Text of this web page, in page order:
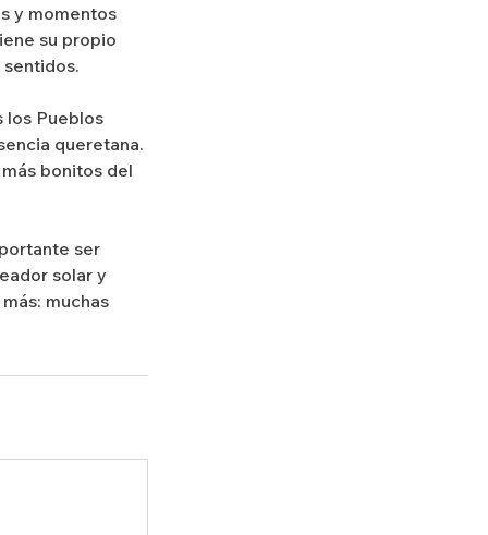
y momentos
su propio
los Pueblos
queretana.
bonitos del
ser
solar y
muchas